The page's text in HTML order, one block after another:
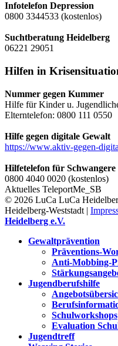
Infotelefon Depression
0800 3344533 (kostenlos)
Suchtberatung Heidelberg
06221 29051
Hilfen in
Nummer gegen Kummer
Hilfe für Kinder u.
Elterntelefon: 0800 111 0550
Hilfe gegen digitale Gewalt
https://www.aktiv-gegen-
Hilfetelefon für
0800 4040 0020 (kostenlos)
Aktuelles TeleportMe_SB
© 2026 LuCa LuCa
Heidelberg-Weststadt |
Heidelberg e.V.
Gewaltprävention
Präventions-
Anti-Mobbing-
Jugendberufshilfe
Schulworkshops
Evaluation
Jugendtreff